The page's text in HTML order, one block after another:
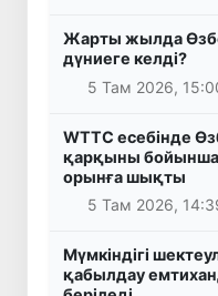
Жарты жылда
дүниеге келді?
5 Там 2026,
WTTC есебінде
қарқыны бойынша
орынға шықты
5 Там 2026,
Мүмкіндігі
қабылдау